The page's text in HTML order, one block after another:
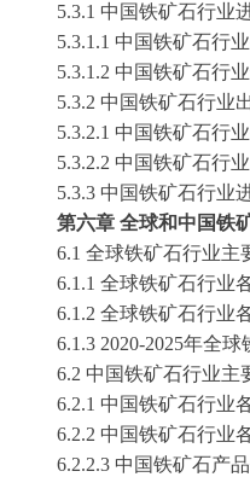
5.3.1 中国铁矿石行业
5.3.1.1 中国铁矿石行
5.3.1.2 中国铁矿石行
5.3.2 中国铁矿石行业
5.3.2.1 中国铁矿石行
5.3.2.2 中国铁矿石行
5.3.3 中国铁矿石行业
第六章 全球和中国铁
6.1 全球铁矿石行业主
6.1.1 全球铁矿石行业
6.1.2 全球铁矿石行业
6.1.3 2020-2025年全球
6.2 中国铁矿石行业主
6.2.1 中国铁矿石行业
6.2.2 中国铁矿石行业
6.2.2.3 中国铁矿石产